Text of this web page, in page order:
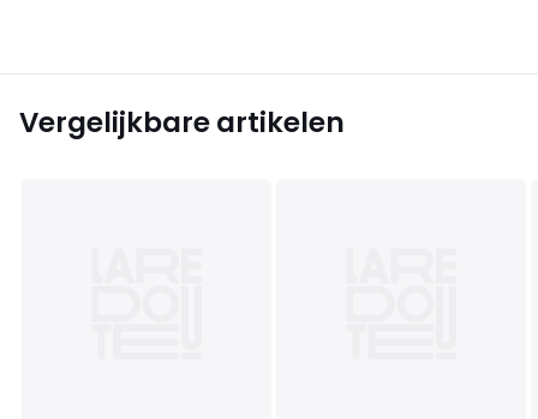
Vergelijkbare artikelen